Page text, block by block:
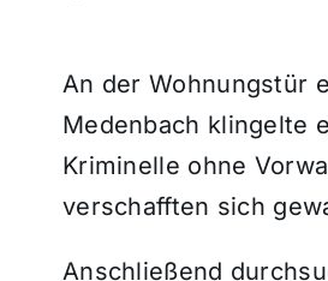
An der Wohnungstür
Medenbach klingelte
Kriminelle ohne
verschafften sich
Anschließend